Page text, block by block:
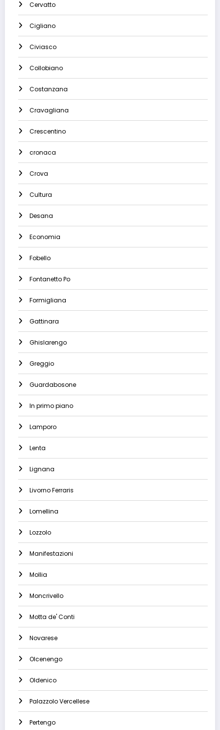
Cervatto
Cigliano
Civiasco
Collobiano
Costanzana
Cravagliana
Crescentino
cronaca
Crova
Cultura
Desana
Economia
Fobello
Fontanetto Po
Formigliana
Gattinara
Ghislarengo
Greggio
Guardabosone
In primo piano
Lamporo
Lenta
Lignana
Livorno Ferraris
Lomellina
Lozzolo
Manifestazioni
Mollia
Moncrivello
Motta de' Conti
Novarese
Olcenengo
Oldenico
Palazzolo Vercellese
Pertengo